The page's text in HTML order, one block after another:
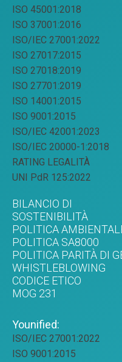
ISO 45001:2018
ISO 37001:2016
ISO/IEC 27001:2022
ISO 27017:2015
ISO 27018:2019
ISO 27701:2019
ISO 14001:2015
ISO 9001:2015
ISO/IEC 42001:2023
ISO/IEC 20000-1:2018
RATING LEGALITÀ
UNI PdR 125:2022
BILANCIO DI
SOSTENIBILITÀ
POLITICA
POLITICA SA8000
POLITICA PARITÀ DI
WHISTLEBLOWING
CODICE ETICO
MOG 231
Younified:
ISO/IEC 27001:2022
ISO 9001:2015